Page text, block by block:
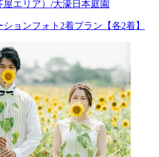
屋エリア）/大濠日本庭園
ションフォト2着プラン【各2着】